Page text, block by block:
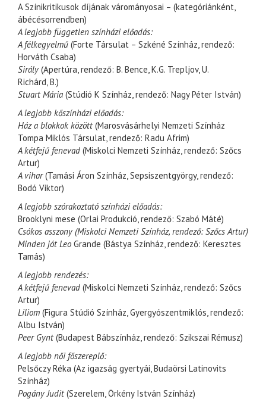
A Színikritikusok díjának várományosai – (kategóriánként,
ábécésorrendben)
A legjobb független színházi előadás:
A félkegyelmű (Forte Társulat – Szkéné Színház, rendező:
Horváth Csaba)
Sirály (Apertúra, rendező: B. Bence, K.G. Trepljov, U.
Richárd, B.)
Stuart Mária (Stúdió K Színház, rendező: Nagy Péter István)
A legjobb kőszínházi előadás:
Ház a blokkok között(Marosvásárhelyi Nemzeti Színház
Tompa Miklós Társulat, rendező: Radu Afrim)
A kétfejű fenevad (Miskolci Nemzeti Színház, rendező: Szőcs
Artur)
A vihar(Tamási Áron Színház, Sepsiszentgyörgy, rendező:
Bodó Viktor)
A legjobb szórakoztató színházi előadás:
Brooklyni mese (Orlai Produkció, rendező: Szabó Máté)
Csókos asszony (Miskolci Nemzeti Színház, rendező: Szőcs Artur)
Minden jót Leo Grande (Bástya Színház, rendező: Keresztes
Tamás)
A legjobb rendezés:
A kétfejű fenevad (Miskolci Nemzeti Színház, rendező: Szőcs
Artur)
Liliom (Figura Stúdió Színház, Gyergyószentmiklós, rendező:
Albu István)
Peer Gynt(Budapest Bábszínház, rendező: Szikszai Rémusz)
A legjobb női főszereplő:
Pelsőczy Réka (Az igazság gyertyái, Budaörsi Latinovits
Színház)
Pogány Judit(Szerelem, Örkény István Színház)